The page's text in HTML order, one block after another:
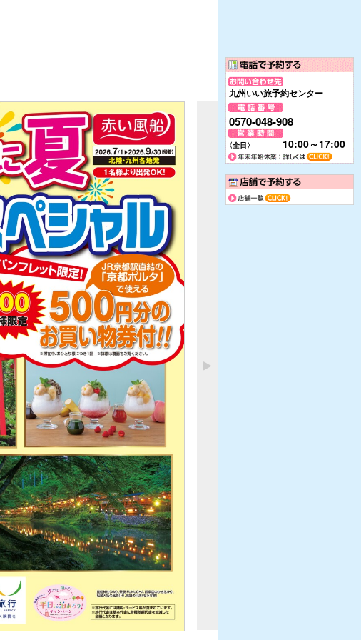
九州いい旅予約センター
0570-048-908
〈全日〉 10:00～17:00